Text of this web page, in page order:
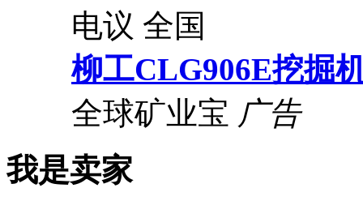
电议 全国
柳工CLG906E挖掘
全球矿业宝 广告
我是卖家